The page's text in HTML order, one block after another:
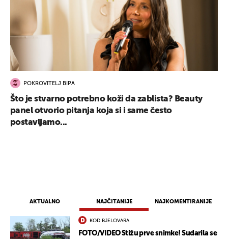
AKTUALNO NAJČITANIJE NAJKOMENTIRANIJE
KOD BJELOVARA
FOTO/VIDEO Stižu prve snimke! Sudarila se
POKROVITELJ BIPA
Što je stvarno potrebno koži da zablista? Beauty
panel otvorio pitanja koja si i same često
postavljamo...